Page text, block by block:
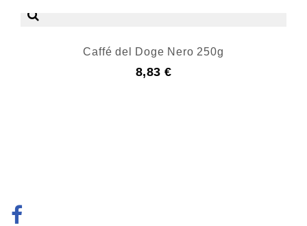
Caffé del Doge Nero 250g
8,83 €